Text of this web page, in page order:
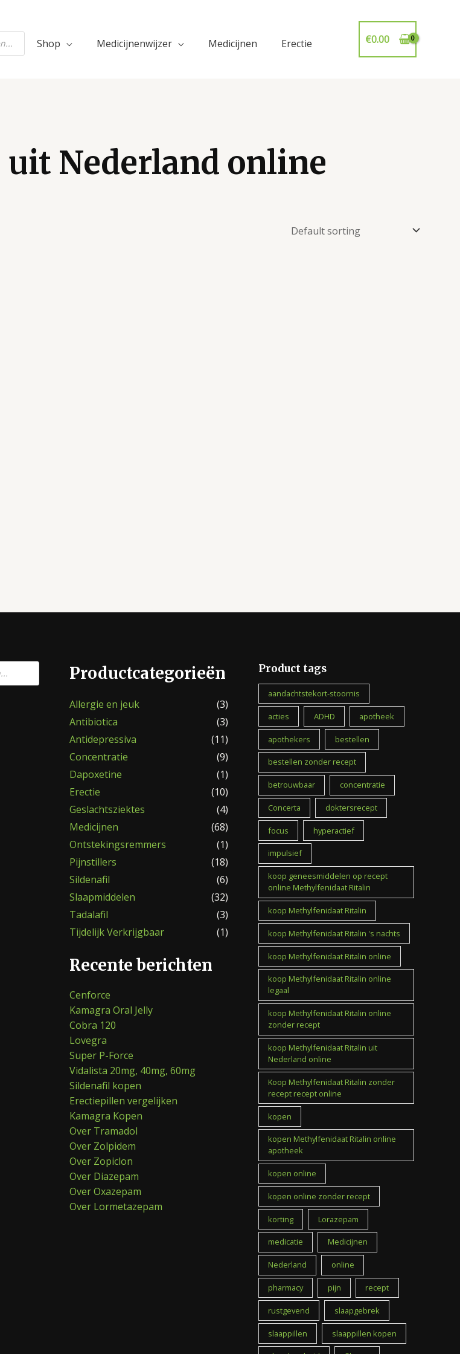
Shop Medicijnenwijzer Medicijnen Erectie €0.00
Nederland online
Productcategorieën
Allergie en jeuk
(3)
Antibiotica
(3)
Antidepressiva
(11)
Concentratie
(9)
Dapoxetine
(1)
Erectie
(10)
Geslachtsziektes
(4)
Medicijnen
(68)
Ontstekingsremmers
(1)
Pijnstillers
(18)
Sildenafil
(6)
Slaapmiddelen
(32)
Tadalafil
(3)
Tijdelijk Verkrijgbaar
(1)
Recente berichten
Cenforce
Kamagra Oral Jelly
Cobra 120
Lovegra
Super P-Force
Vidalista 20mg, 40mg, 60mg
Sildenafil kopen
Erectiepillen vergelijken
Kamagra Kopen
Over Tramadol
Over Zolpidem
Over Zopiclon
Over Diazepam
Over Oxazepam
Over Lormetazepam
Product tags
aandachtstekort-stoornis
acties ADHD apotheek
apothekers bestellen
bestellen zonder recept
betrouwbaar concentratie
Concerta doktersrecept
focus hyperactief
impulsief
koop geneesmiddelen op recept
online Methylfenidaat Ritalin
koop Methylfenidaat Ritalin
koop Methylfenidaat Ritalin 's nachts
koop Methylfenidaat Ritalin online
koop Methylfenidaat Ritalin online
legaal
koop Methylfenidaat Ritalin online
zonder recept
koop Methylfenidaat Ritalin uit
Nederland online
Koop Methylfenidaat Ritalin zonder
recept recept online
kopen
kopen Methylfenidaat Ritalin online
apotheek
kopen online
kopen online zonder recept
korting Lorazepam
medicatie Medicijnen
Nederland online
pharmacy pijn recept
rustgevend slaapgebrek
slaappillen slaappillen kopen